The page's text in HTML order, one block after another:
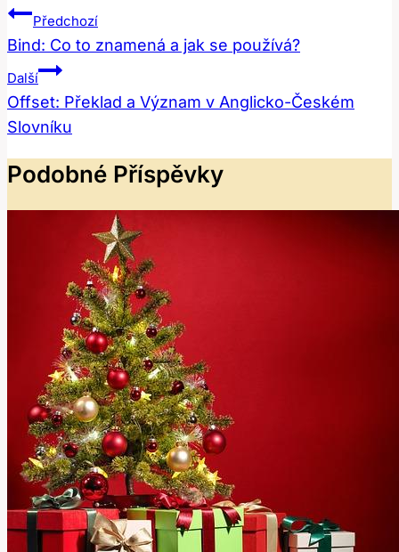
Navigace
Pro
Příspěvek
Předchozí
Bind: Co to znamená a jak se používá?
Další
Offset: Překlad a Význam v Anglicko-Českém
Slovníku
Podobné Příspěvky